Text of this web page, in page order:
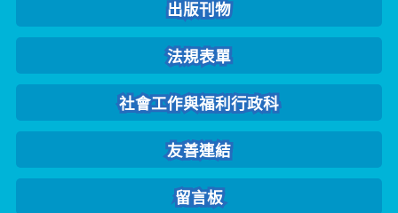
出版刊物
法規表單
社會工作與福利行政科
友善連結
留言板